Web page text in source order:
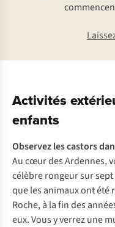
Activités
enfants
Observez les castors
Au cœur des Ardennes,
célèbre rongeur sur
que les animaux ont été
Roche, à la fin des
eux. Vous y verrez une